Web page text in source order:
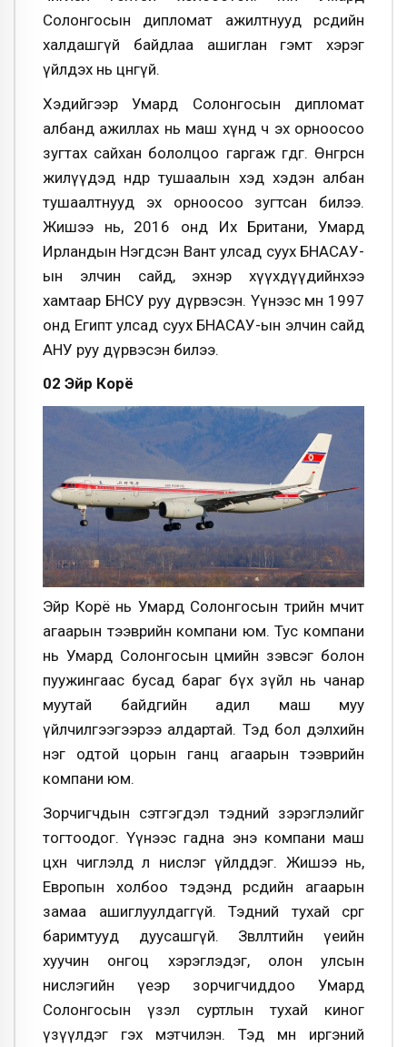
Солонгосын дипломат ажилтнууд өөрсдийн
халдашгүй байдлаа ашиглан гэмт хэрэг
үйлдэх нь цөөнгүй.
Хэдийгээр Умард Солонгосын дипломат
албанд ажиллах нь маш хүнд ч эх орноосоо
зугтах сайхан бололцоо гаргаж өгдөг. Өнгөрсөн
жилүүдэд өндөр тушаалын хэд хэдэн албан
тушаалтнууд эх орноосоо зугтсан билээ.
Жишээ нь, 2016 онд Их Британи, Умард
Ирландын Нэгдсэн Вант улсад суух БНАСАУ-
ын элчин сайд, эхнэр хүүхдүүдийнхээ
хамтаар БНСУ руу дүрвэсэн. Үүнээс өмнө 1997
онд Египт улсад суух БНАСАУ-ын элчин сайд
АНУ руу дүрвэсэн билээ.
02 Эйр Корё
Эйр Корё нь Умард Солонгосын төрийн өмчит
агаарын тээврийн компани юм. Тус компани
нь Умард Солонгосын цөмийн зэвсэг болон
пуужингаас бусад бараг бүх зүйл нь чанар
муутай байдгийн адил маш муу
үйлчилгээгээрээ алдартай. Тэд бол дэлхийн
нэг одтой цорын ганц агаарын тээврийн
компани юм.
Зорчигчдын сэтгэгдэл тэдний зэрэглэлийг
тогтоодог. Үүнээс гадна энэ компани маш
цөөхөн чиглэлд л нислэг үйлддэг. Жишээ нь,
Европын холбоо тэдэнд өөрсдийн агаарын
замаа ашиглуулдаггүй. Тэдний тухай сөрөг
баримтууд дуусашгүй. Зөвлөлтийн үеийн
хуучин онгоц хэрэглэдэг, олон улсын
нислэгийн үеэр зорчигчиддоо Умард
Солонгосын үзэл суртлын тухай киног
үзүүлдэг гэх мэтчилэн. Тэд мөн иргэний